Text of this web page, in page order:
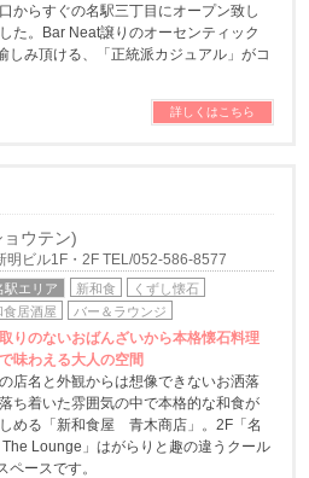
からすぐの名駅三丁目にオープン致し
た。Bar Neat譲りのオーセンティック
しみ頂ける、「正統派カジュアル」がコ
詳しくはこちら
ウテン)
明ビル1F・2F TEL/052-586-8577
駅エリア 新和食
くずし懐石
食居酒屋
バー＆ラウンジ
りのないおばんざいから本格懐石料理
味わえる大人の空間
店名と外観からは想像できないお洒落
ち着いた雰囲気の中で本格的な和食が
める「新和食屋 青木商店」。2F「名
The Lounge」はがらりと趣の違うクール
ースです。